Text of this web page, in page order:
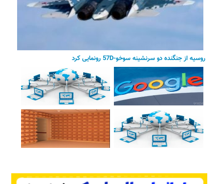
روسیه از جنگنده دو سرنشینه سوخو-57D رونمایی کرد